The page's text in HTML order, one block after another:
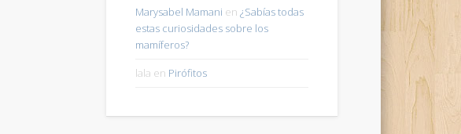
Marysabel Mamani en ¿Sabías todas
estas curiosidades sobre los
mamíferos?
lala en Pirófitos